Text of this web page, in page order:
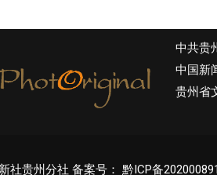
中共贵
中国新
贵州省
社贵州分社 备案号： 黔ICP备